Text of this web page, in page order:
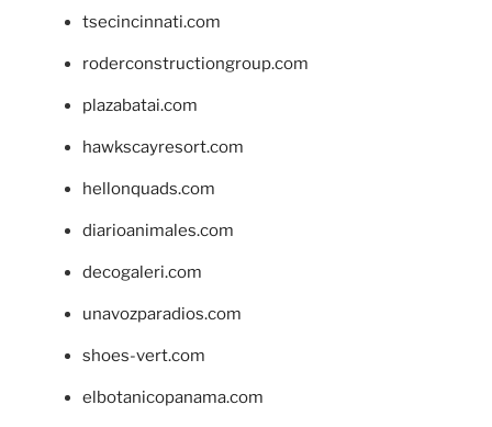
tsecincinnati.com
roderconstructiongroup.com
plazabatai.com
hawkscayresort.com
hellonquads.com
diarioanimales.com
decogaleri.com
unavozparadios.com
shoes-vert.com
elbotanicopanama.com